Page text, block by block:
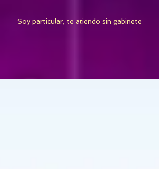
Soy particular, te atiendo sin gabinete